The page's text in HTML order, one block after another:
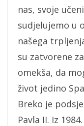
nas, svoje
sudjelujemo u
našega
su zatvorene
omekša, da
život jedino
Breko je
Pavla II. Iz